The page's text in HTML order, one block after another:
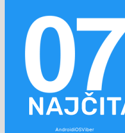
AndroidiOSViber